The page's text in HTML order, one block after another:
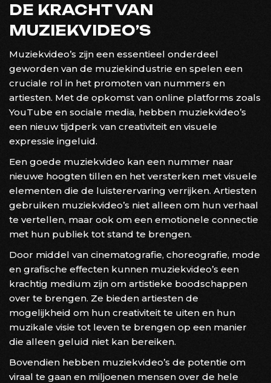
DE KRACHT VAN
MUZIEKVIDEO’S
Muziekvideo’s zijn een essentieel onderdeel
geworden van de muziekindustrie en spelen een
cruciale rol in het promoten van nummers en
artiesten. Met de opkomst van online platforms zoals
YouTube en sociale media, hebben muziekvideo’s
een nieuw tijdperk van creativiteit en visuele
expressie ingeluid.
Een goede muziekvideo kan een nummer naar
nieuwe hoogten tillen en het versterken met visuele
elementen die de luisterervaring verrijken. Artiesten
gebruiken muziekvideo’s niet alleen om hun verhaal
te vertellen, maar ook om een emotionele connectie
met hun publiek tot stand te brengen.
Door middel van cinematografie, choreografie, mode
en grafische effecten kunnen muziekvideo’s een
krachtig medium zijn om artistieke boodschappen
over te brengen. Ze bieden artiesten de
mogelijkheid om hun creativiteit te uiten en hun
muzikale visie tot leven te brengen op een manier
die alleen geluid niet kan bereiken.
Bovendien hebben muziekvideo’s de potentie om
viraal te gaan en miljoenen mensen over de hele